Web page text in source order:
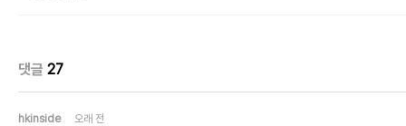
댓글 27
hkinside 오래 전